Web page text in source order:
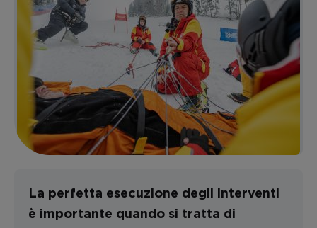
La perfetta esecuzione degli interventi
è importante quando si tratta di